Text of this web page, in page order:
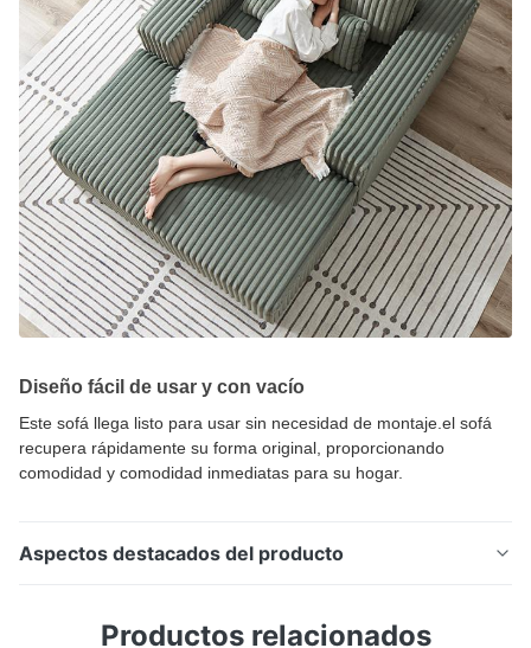
Diseño fácil de usar y con vacío
Este sofá llega listo para usar sin necesidad de montaje.el sofá
recupera rápidamente su forma original, proporcionando
comodidad y comodidad inmediatas para su hogar.
Aspectos destacados del producto
Diseño de confort ergonómico Este sofá comprimido
Productos relacionados